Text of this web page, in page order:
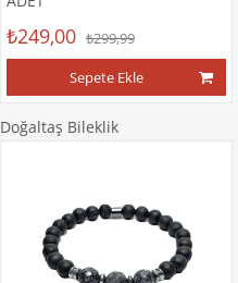
₺249,00 ₺299,99
Sepete Ekle
Doğaltaş Bileklik